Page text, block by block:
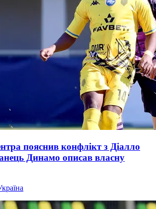
пояснив конфлікт з Діалло
Динамо описав власну